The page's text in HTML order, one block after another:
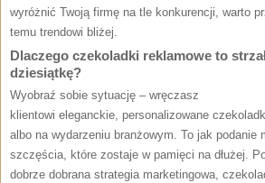
wyróżnić Twoją firmę na tle konkurencji, warto
temu trendowi bliżej.
Dlaczego czekoladki reklamowe to
dziesiątkę?
Wyobraź sobie sytuację – wręczasz
klientowi eleganckie, personalizowane
albo na wydarzeniu branżowym. To jak podanie
szczęścia, które zostaje w pamięci na dłużej.
dobrze dobrana strategia marketingowa,